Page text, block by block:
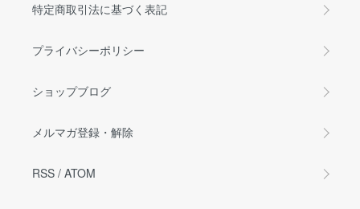
特定商取引法に基づく表記
プライバシーポリシー
ショップブログ
メルマガ登録・解除
RSS / ATOM